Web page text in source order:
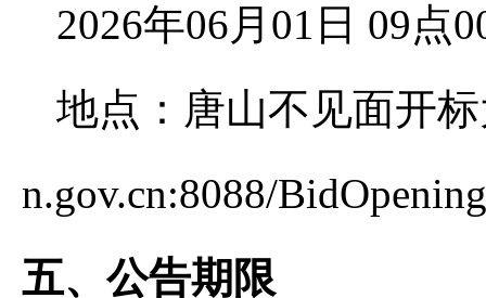
2026年06月01日 09点
地点：唐山不见面开标
n.gov.cn:8088/
五、公告期限